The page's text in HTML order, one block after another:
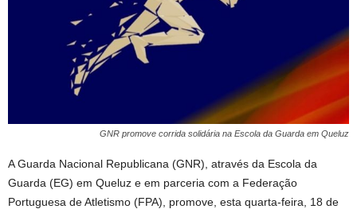
GNR promove corrida solidária na Escola da Guarda em Queluz
A Guarda Nacional Republicana (GNR), através da Escola da
Guarda (EG) em Queluz e em parceria com a Federação
Portuguesa de Atletismo (FPA), promove, esta quarta-feira, 18 de